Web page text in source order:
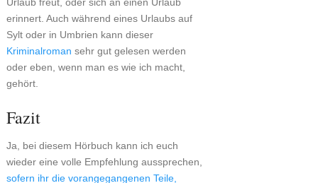
erinnert. Auch während eines Urlaubs auf
Sylt oder in Umbrien kann dieser
Kriminalroman sehr gut gelesen werden
oder eben, wenn man es wie ich macht,
gehört.
Fazit
Ja, bei diesem Hörbuch kann ich euch
wieder eine volle Empfehlung aussprechen,
sofern ihr die vorangegangenen Teile,